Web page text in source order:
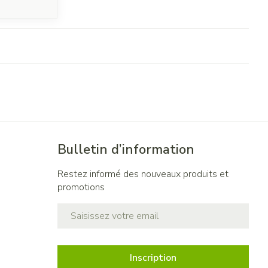
Bulletin d’information
Restez informé des nouveaux produits et
promotions
Inscription